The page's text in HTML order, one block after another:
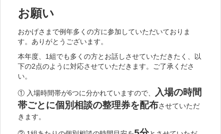
お願い
おかげさまで例年多くの方に参加していただいておりま
す。ありがとうございます。
本年度、1組でも多くの方とお話しさせていただきたく、以
下の2点のように対応させていただきます。ご了承くださ
い。
① 入場時間帯が6つに分かれていますので、
入場の時間
帯ごとに個別相談の整理券を配布させていただ
きます。